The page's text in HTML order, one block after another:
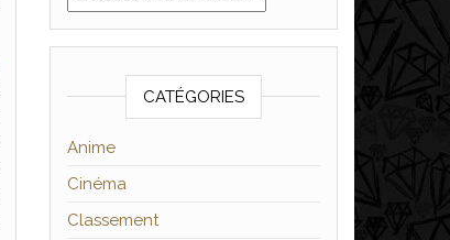
CATÉGORIES
Anime
Cinéma
Classement